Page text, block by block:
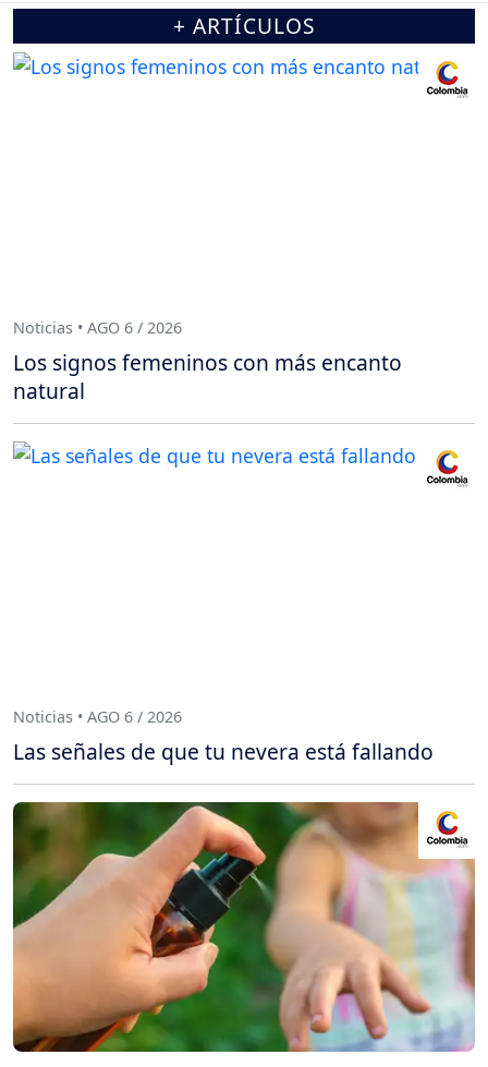
+ ARTÍCULOS
Noticias • AGO 6 / 2026
Los signos femeninos con más encanto
natural
Noticias • AGO 6 / 2026
Las señales de que tu nevera está fallando